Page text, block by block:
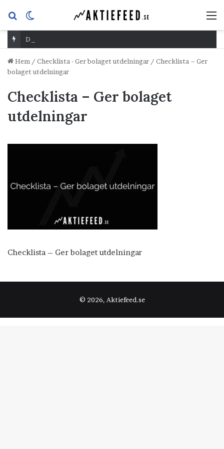
Sök
efterskin
Dividend Overshoot Day
Hem / Checklista - Ger bolaget utdelningar / Checklista – Ger
bolaget utdelningar
Checklista – Ger bolaget
utdelningar
Checklista – Ger bolaget utdelningar
© 2026, Aktiefeed.se